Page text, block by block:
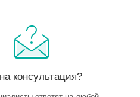
консультация?